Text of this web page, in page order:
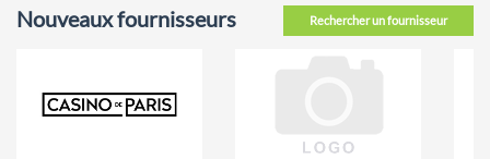
Rechercher un fournisseur
Nouveaux fournisseurs